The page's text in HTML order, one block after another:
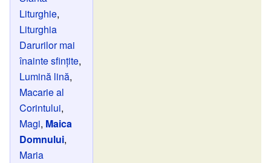
Liturghie,
Liturghia
Darurilor mai
înainte sfințite,
Lumină lină,
Macarie al
Corintului,
Magi, Maica
Domnului,
Maria